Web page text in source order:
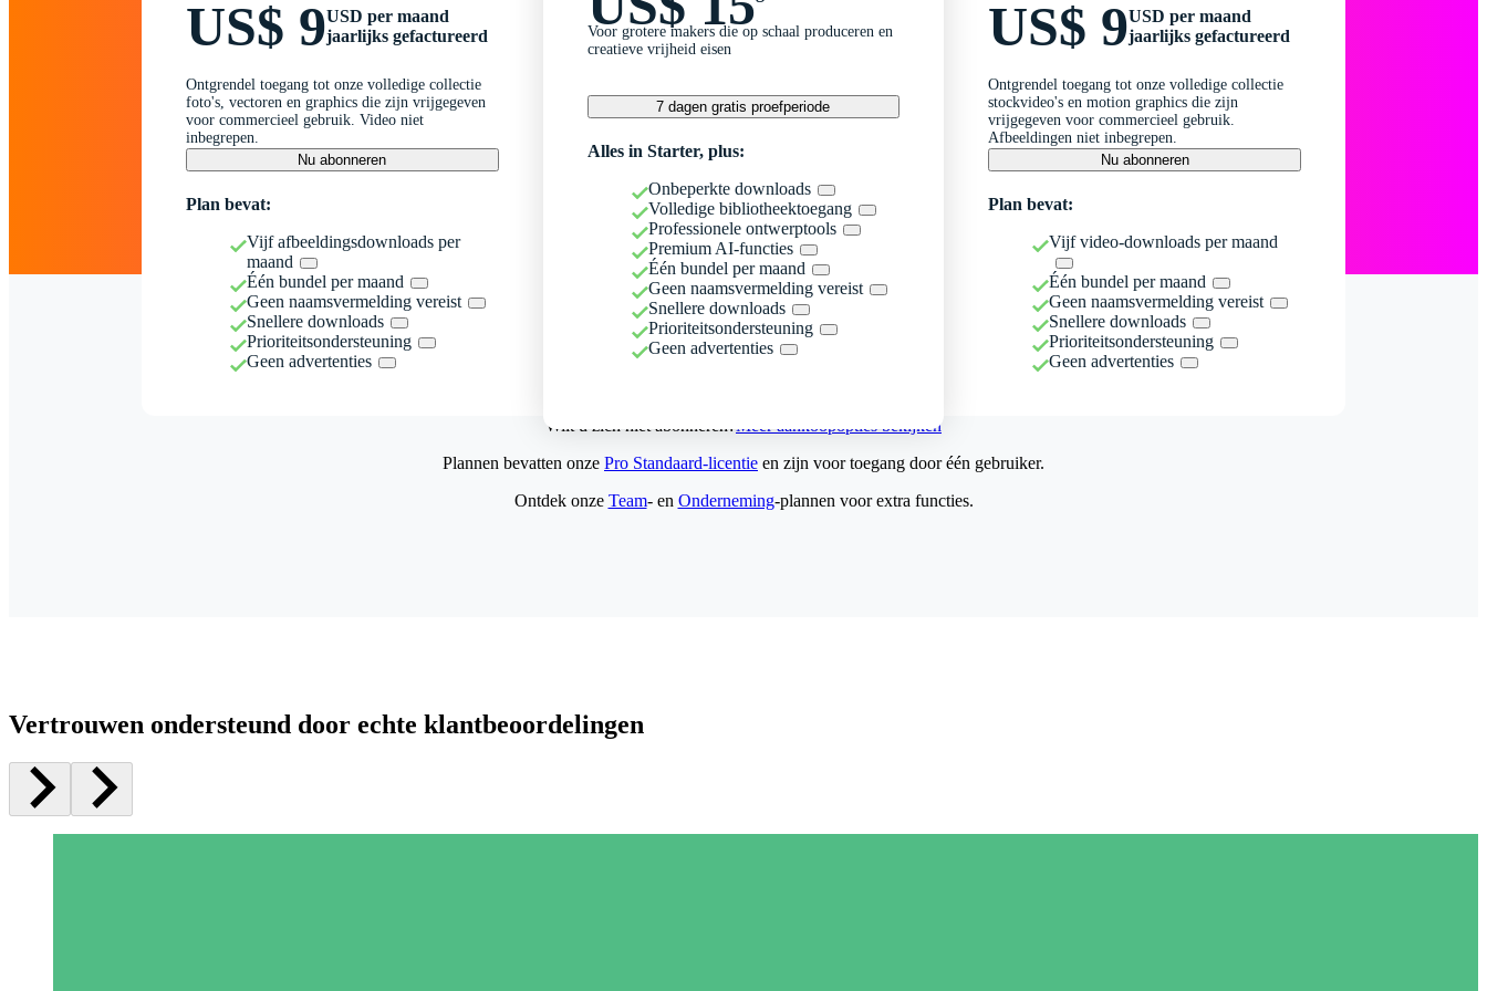
US$ 9USD per maand
jaarlijks gefactureerd
Ontgrendel toegang tot onze volledige collectie
foto's, vectoren en graphics die zijn vrijgegeven
voor commercieel gebruik. Video niet
inbegrepen.
Nu abonneren
Plan bevat:
Vijf afbeeldingsdownloads per
maand
Één bundel per maand
Geen naamsvermelding vereist
Snellere downloads
Prioriteitsondersteuning
Geen advertenties
Voor grotere makers die op schaal produceren en
creatieve vrijheid eisen
7 dagen gratis proefperiode
Alles in Starter, plus:
Onbeperkte downloads
Volledige bibliotheektoegang
Professionele ontwerptools
Premium AI-functies
Één bundel per maand
Geen naamsvermelding vereist
Snellere downloads
Prioriteitsondersteuning
Geen advertenties
US$ 9USD per maand
jaarlijks gefactureerd
Ontgrendel toegang tot onze volledige collectie
stockvideo's en motion graphics die zijn
vrijgegeven voor commercieel gebruik.
Afbeeldingen niet inbegrepen.
Nu abonneren
Plan bevat:
Vijf video-downloads per maand
Één bundel per maand
Geen naamsvermelding vereist
Snellere downloads
Prioriteitsondersteuning
Geen advertenties
Wilt u zich niet abonneren?Meer aankoopopties bekijken
Plannen bevatten onze Pro Standaard-licentie en zijn voor toegang door één gebruiker.
Ontdek onze Team- en Onderneming-plannen voor extra functies.
Vertrouwen ondersteund door echte klantbeoordelingen